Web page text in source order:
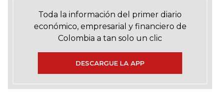
Toda la información del primer diario
económico, empresarial y financiero de
Colombia a tan solo un clic
DESCARGUE LA APP